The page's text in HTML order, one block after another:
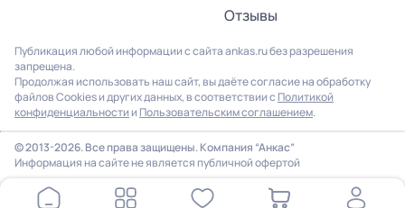
Отзывы
Публикация любой информации с сайта ankas.ru без разрешения
запрещена.
Продолжая использовать наш сайт, вы даёте согласие на обработку
файлов Cookies и других данных, в соответствии с Политикой
конфиденциальности и Пользовательским соглашением.
© 2013-2026. Все права защищены. Компания “Анкас”
Информация на сайте не является публичной офертой